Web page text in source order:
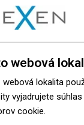
Dostupnosť
výrobky na vás
sklade.Vždy
prepravu!
webová
webová lokalita
vyjadrujete
cookie.